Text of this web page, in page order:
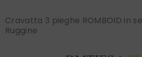
Cravatta 3 pieghe ROMBOID in
Ruggine